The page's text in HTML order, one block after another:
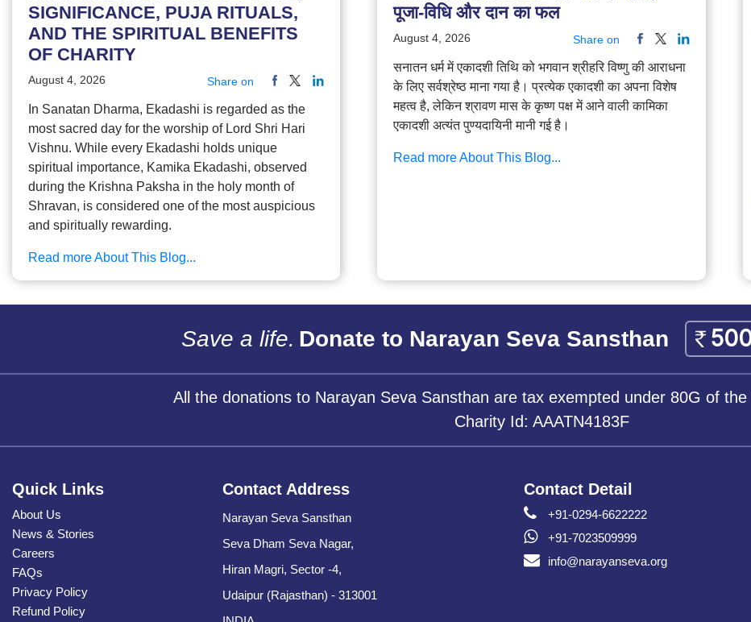
SIGNIFICANCE, PUJA RITUALS,
AND THE SPIRITUAL BENEFITS
OF CHARITY
August 4, 2026 Share on
In Sanatan Dharma, Ekadashi is regarded as the
most sacred day for the worship of Lord Shri Hari
Vishnu. While every Ekadashi holds unique
spiritual importance, Kamika Ekadashi, observed
during the Krishna Paksha in the holy month of
Shravan, is considered one of the most auspicious
and spiritually rewarding.
Read more About This Blog...
पूजा-विधि और दान का फल
August 4, 2026 Share on
सनातन धर्म में एकादशी तिथि को भगवान श्रीहरि विष्णु की आराधना
के लिए सर्वश्रेष्ठ माना गया है। प्रत्येक एकादशी का अपना विशेष
महत्व है, लेकिन श्रावण मास के कृष्ण पक्ष में आने वाली कामिका
एकादशी अत्यंत पुण्यदायिनी मानी गई है।
Read more About This Blog...
Save a life. Donate to Narayan Seva Sansthan
All the donations to Narayan Seva Sansthan are tax exempted under 80G of
Charity Id: AAATN4183F
Quick Links
About Us
News & Stories
Careers
FAQs
Privacy Policy
Refund Policy
Contact Address
Narayan Seva Sansthan
Seva Dham Seva Nagar,
Hiran Magri, Sector -4,
Udaipur (Rajasthan) - 313001
Contact Detail
+91-0294-6622222
+91-7023509999
info@narayanseva.org